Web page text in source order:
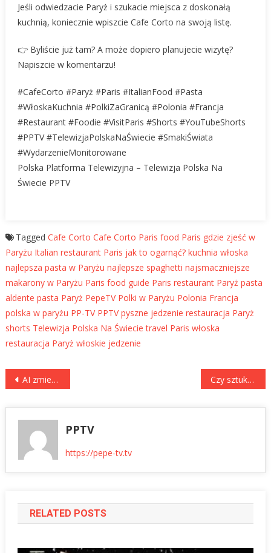
Jeśli odwiedzacie Paryż i szukacie miejsca z doskonałą
kuchnią, koniecznie wpiszcie Cafe Corto na swoją listę.
👉 Byliście już tam? A może dopiero planujecie wizytę?
Napiszcie w komentarzu!
#CafeCorto #Paryż #Paris #ItalianFood #Pasta
#WłoskaKuchnia #PolkiZaGranicą #Polonia #Francja
#Restaurant #Foodie #VisitParis #Shorts #YouTubeShorts
#PPTV #TelewizjaPolskaNaŚwiecie #SmakiŚwiata
#WydarzenieMonitorowane
Polska Platforma Telewizyjna – Telewizja Polska Na
Świecie PPTV
Tagged Cafe Corto Cafe Corto Paris food Paris gdzie zjeść w
Paryżu Italian restaurant Paris jak to ogarnąć? kuchnia włoska
najlepsza pasta w Paryżu najlepsze spaghetti najsmaczniejsze
makarony w Paryżu Paris food guide Paris restaurant Paryż pasta
aldente pasta Paryż PepeTV Polki w Paryżu Polonia Francja
polska w paryżu PP-TV PPTV pyszne jedzenie restauracja Paryż
shorts Telewizja Polska Na Świecie travel Paris włoska
restauracja Paryż włoskie jedzenie
Nawigacja
AI zmieni wszystko! Polska wyprzedza Niemcy? Przyszłość biznesu już się zaczęła | Marcin Korecki, Piotr Muszyński Czy sztuka przegrywa z pieniędzmi? Znany reżyser nie ma złudzeń!
PPTV
https://pepe-tv.tv
RELATED POSTS